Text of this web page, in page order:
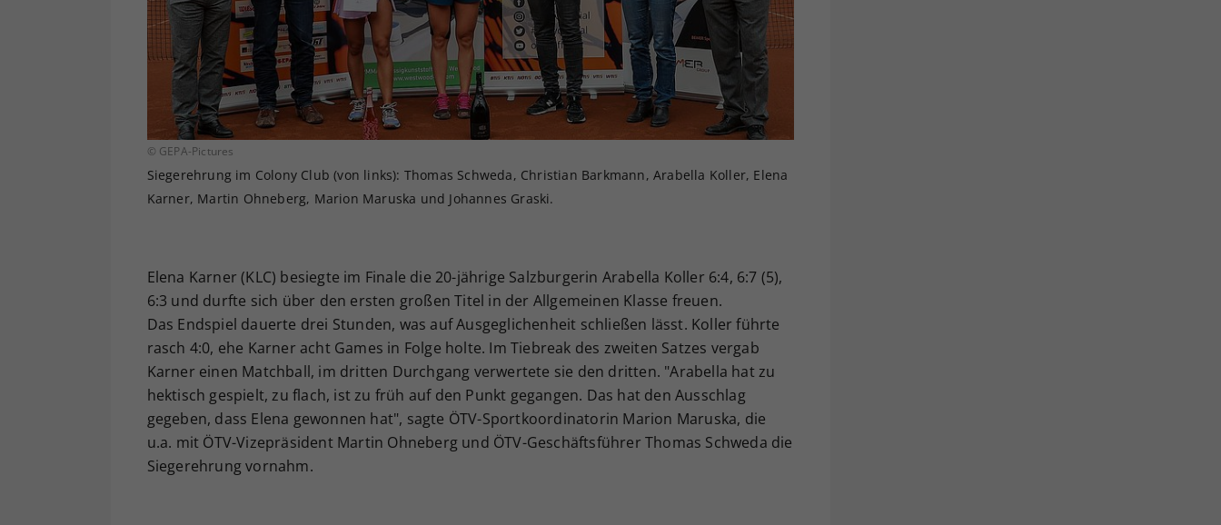
© GEPA-Pictures
Siegerehrung im Colony Club (von links): Thomas Schweda, Christian Barkmann, Arabella Koller, Elena
Karner, Martin Ohneberg, Marion Maruska und Johannes Graski.
Elena Karner (KLC) besiegte im Finale die 20-jährige Salzburgerin Arabella Koller 6:4, 6:7 (5),
6:3 und durfte sich über den ersten großen Titel in der Allgemeinen Klasse freuen.
Das Endspiel dauerte drei Stunden, was auf Ausgeglichenheit schließen lässt. Koller führte
rasch 4:0, ehe Karner acht Games in Folge holte. Im Tiebreak des zweiten Satzes vergab
Karner einen Matchball, im dritten Durchgang verwertete sie den dritten. "Arabella hat zu
hektisch gespielt, zu flach, ist zu früh auf den Punkt gegangen. Das hat den Ausschlag
gegeben, dass Elena gewonnen hat", sagte ÖTV-Sportkoordinatorin Marion Maruska, die
u.a. mit ÖTV-Vizepräsident Martin Ohneberg und ÖTV-Geschäftsführer Thomas Schweda die
Siegerehrung vornahm.
Ihrer vorgenommen Einstellungen, falls der
Webseiten-Betreiber dies eingestellt hat.